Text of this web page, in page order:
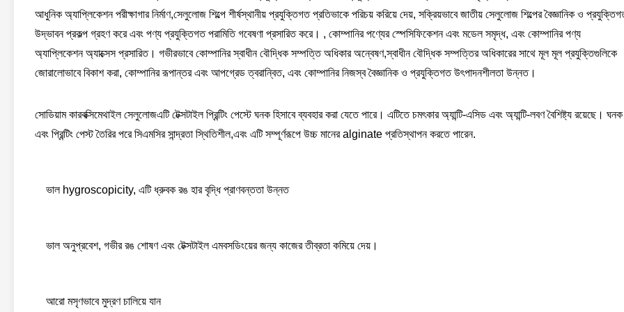
আধুনিক অ্যাপ্লিকেশন পরীক্ষাগার নির্মাণ,সেলুলোজ শিল্পে শীর্ষস্থানীয় প্রযুক্তিগত প্রতিভাকে পরিচয় করিয়ে দেয়, সক্রিয়ভাবে জাতীয় সেলুলোজ শিল্পের বৈজ্ঞানিক ও
উদ্ভাবন প্রকল্প গ্রহণ করে এবং পণ্য প্রযুক্তিগত পরামিতি গবেষণা প্রসারিত করে। , কোম্পানির পণ্যের স্পেসিফিকেশন এবং মডেল সমৃদ্ধ, এবং কোম্পানির পণ্য
অ্যাপ্লিকেশন অ্যাক্সেস প্রসারিত। গভীরভাবে কোম্পানির স্বাধীন বৌদ্ধিক সম্পত্তি অধিকার অন্বেষণ,স্বাধীন বৌদ্ধিক সম্পত্তির অধিকারের সাথে মূল মূল প্রযুক্তিগুলিকে
জোরালোভাবে বিকাশ করা, কোম্পানির রূপান্তর এবং আপগ্রেড ত্বরান্বিত, এবং কোম্পানির নিজস্ব বৈজ্ঞানিক ও প্রযুক্তিগত উৎপাদনশীলতা উন্নত।
সোডিয়াম কারবক্সিমেথাইল সেলুলোজএটি টেক্সটাইল প্রিন্টিং পেস্টে ঘনক হিসাবে ব্যবহার করা যেতে পারে। এটিতে চমৎকার অ্যান্টি-এসিড এবং অ্যান্টি-লবণ বৈশিষ্ট্য রয়েছে। ঘনক
এবং প্রিন্টিং পেস্ট তৈরির পরে সিএমসির সান্দ্রতা স্থিতিশীল,এবং এটি সম্পূর্ণরূপে উচ্চ মানের alginate প্রতিস্থাপন করতে পারেন.
ভাল hygroscopicity, এটি ধ্রুবক রঙ হার বৃদ্ধি প্রাণবন্ততা উন্নত
ভাল অনুপ্রবেশ, গভীর রঙ শোষণ এবং টেক্সটাইল এমবসডিংয়ের জন্য কাজের তীব্রতা কমিয়ে দেয়।
আরো মসৃণভাবে মুদ্রণ চালিয়ে যান